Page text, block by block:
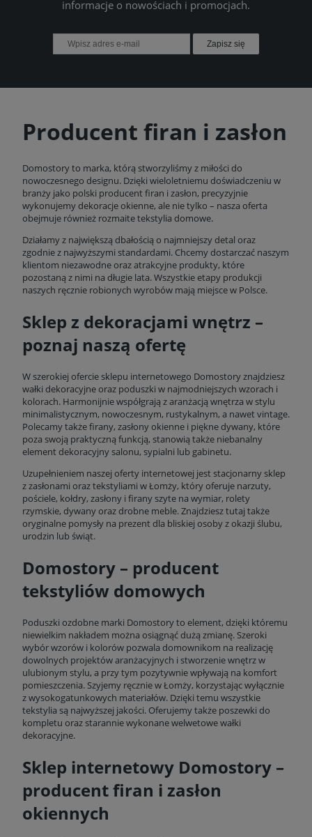
informacje o nowościach i promocjach.
Zapisz się
Producent firan i zasłon
Domostory to marka, którą stworzyliśmy z miłości do
nowoczesnego designu. Dzięki wieloletniemu doświadczeniu w
branży jako polski producent firan i zasłon, precyzyjnie
wykonujemy dekoracje okienne, ale nie tylko – nasza oferta
obejmuje również rozmaite tekstylia domowe.
Działamy z największą dbałością o najmniejszy detal oraz
zgodnie z najwyższymi standardami. Chcemy dostarczać naszym
klientom niezawodne oraz atrakcyjne produkty, które
pozostaną z nimi na długie lata. Wszystkie etapy produkcji
naszych ręcznie robionych wyrobów mają miejsce w Polsce.
Sklep z dekoracjami wnętrz –
poznaj naszą ofertę
W szerokiej ofercie sklepu internetowego Domostory znajdziesz
wałki dekoracyjne oraz poduszki w najmodniejszych wzorach i
kolorach. Harmonijnie współgrają z aranżacją wnętrza w stylu
minimalistycznym, nowoczesnym, rustykalnym, a nawet vintage.
Polecamy także firany, zasłony okienne i piękne dywany, które
poza swoją praktyczną funkcją, stanowią także niebanalny
element dekoracyjny salonu, sypialni lub gabinetu.
Uzupełnieniem naszej oferty internetowej jest stacjonarny sklep
z zasłonami oraz tekstyliami w Łomży, który oferuje narzuty,
pościele, kołdry, zasłony i firany szyte na wymiar, rolety
rzymskie, dywany oraz drobne meble. Znajdziesz tutaj także
oryginalne pomysły na prezent dla bliskiej osoby z okazji ślubu,
urodzin lub świąt.
Domostory – producent
tekstyliów domowych
Poduszki ozdobne marki Domostory to element, dzięki któremu
niewielkim nakładem można osiągnąć dużą zmianę. Szeroki
wybór wzorów i kolorów pozwala domownikom na realizację
dowolnych projektów aranżacyjnych i stworzenie wnętrz w
ulubionym stylu, a przy tym pozytywnie wpływają na komfort
pomieszczenia. Szyjemy ręcznie w Łomży, korzystając wyłącznie
z wysokogatunkowych materiałów. Dzięki temu wszystkie
tekstylia są najwyższej jakości. Oferujemy także poszewki do
kompletu oraz starannie wykonane welwetowe wałki
dekoracyjne.
Sklep internetowy Domostory –
producent firan i zasłon
okiennych